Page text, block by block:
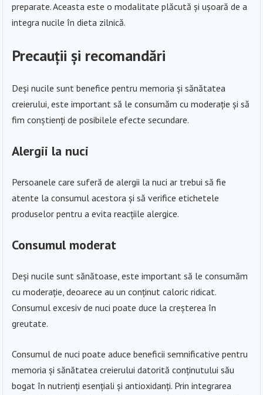
preparate. Aceasta este o modalitate plăcută și ușoară de a
integra nucile în dieta zilnică.
Precauții și recomandări
Deși nucile sunt benefice pentru memoria și sănătatea
creierului, este important să le consumăm cu moderație și să
fim conștienți de posibilele efecte secundare.
Alergii la nuci
Persoanele care suferă de alergii la nuci ar trebui să fie
atente la consumul acestora și să verifice etichetele
produselor pentru a evita reacțiile alergice.
Consumul moderat
Deși nucile sunt sănătoase, este important să le consumăm
cu moderație, deoarece au un conținut caloric ridicat.
Consumul excesiv de nuci poate duce la creșterea în
greutate.
Consumul de nuci poate aduce beneficii semnificative pentru
memoria și sănătatea creierului datorită conținutului său
bogat în nutrienți esențiali și antioxidanți. Prin integrarea